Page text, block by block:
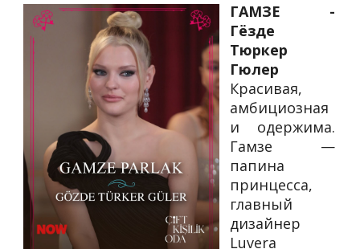
ГАМЗЕ -
Гёзде
Тюркер
Гюлер
Красивая,
амбициозная
и одержима.
Гамзе —
папина
принцесса,
главный
дизайнер
Luvera